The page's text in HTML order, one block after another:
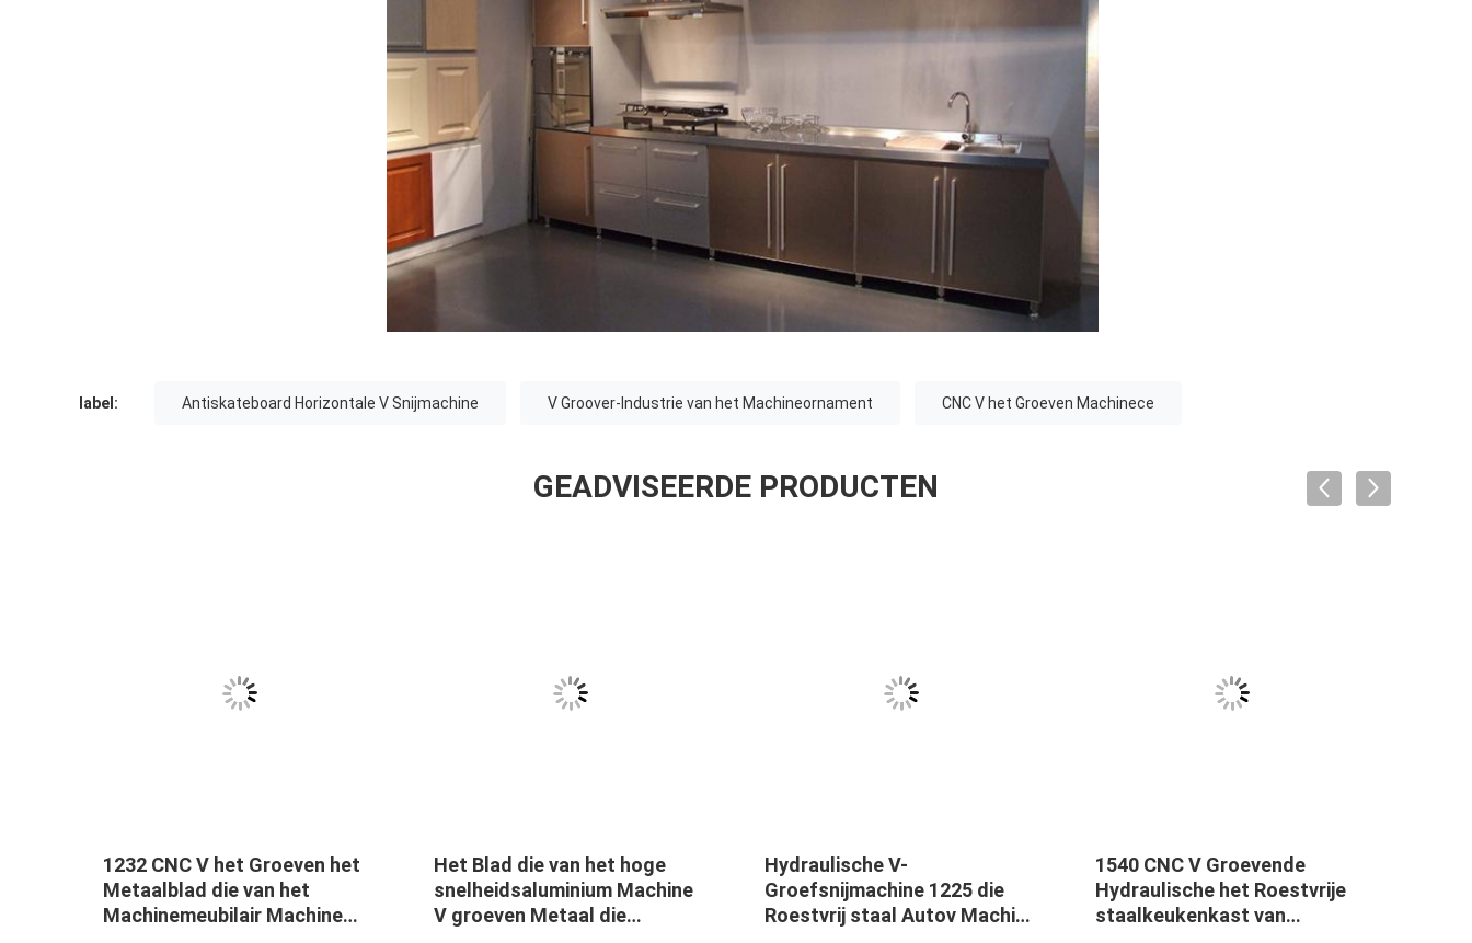
label: Antiskateboard Horizontale V Snijmachine V Groover-Industrie van het Machineornament CNC V het Groeven Machinece
GEADVISEERDE PRODUCTEN
1232 CNC V het Groeven het
Metaalblad die van het
Machinemeubilair Machine
Het Blad die van het hoge
snelheidsaluminium Machine
V groeven Metaal die
Hydraulische V-
Groefsnijmachine 1225 die
Roestvrij staal Autov Machine
1540 CNC V Groevende
Hydraulische het Roestvrije
staalkeukenkast van